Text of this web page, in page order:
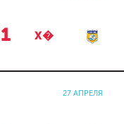
1 Х�
27 АПРЕЛЯ